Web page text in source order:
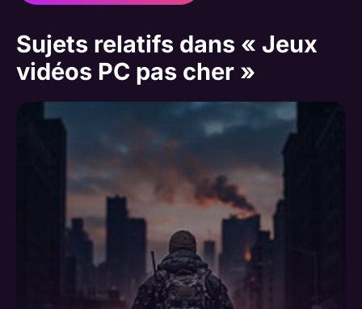
Sujets relatifs dans « Jeux
vidéos PC pas cher »